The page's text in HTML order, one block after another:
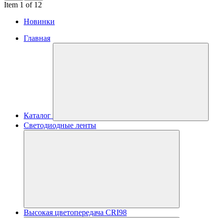
Item 1 of 12
Новинки
Главная
Каталог
Светодиодные ленты
Высокая цветопередача CRI98